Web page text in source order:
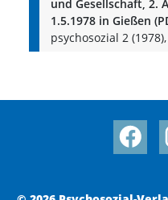
und Gesellschaft, 2.
1.5.1978 in Gießen
psychosozial 2